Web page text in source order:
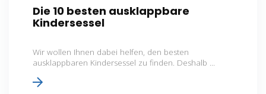
Die 10 besten ausklappbare
Kindersessel
Wir wollen Ihnen dabei helfen, den besten
ausklappbaren Kindersessel zu finden. Deshalb ...